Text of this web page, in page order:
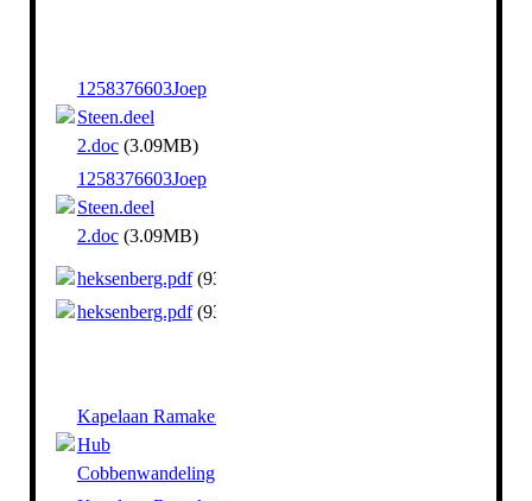
1258376603Joep
Steen.deel
2.doc(3.09MB)
1258376603Joep
Steen.deel
2.doc(3.09MB)
heksenberg.pdf(931.54KB)
heksenberg.pdf(931.54KB)
Kapelaan Ramakers Toespraak
Hub
Cobbenwandeling.pdf